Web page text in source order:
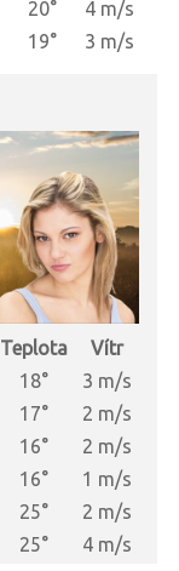
20°
4 m/s
19° 3 m/s
Teplota
Vítr
18°
3 m/s
17°
2 m/s
16°
2 m/s
16°
1 m/s
25°
2 m/s
25° 4 m/s